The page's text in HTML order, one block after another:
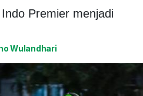
Premier menjadi
Wulandhari